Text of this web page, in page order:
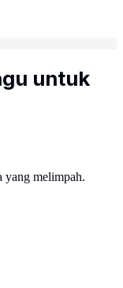
untuk
yang melimpah.